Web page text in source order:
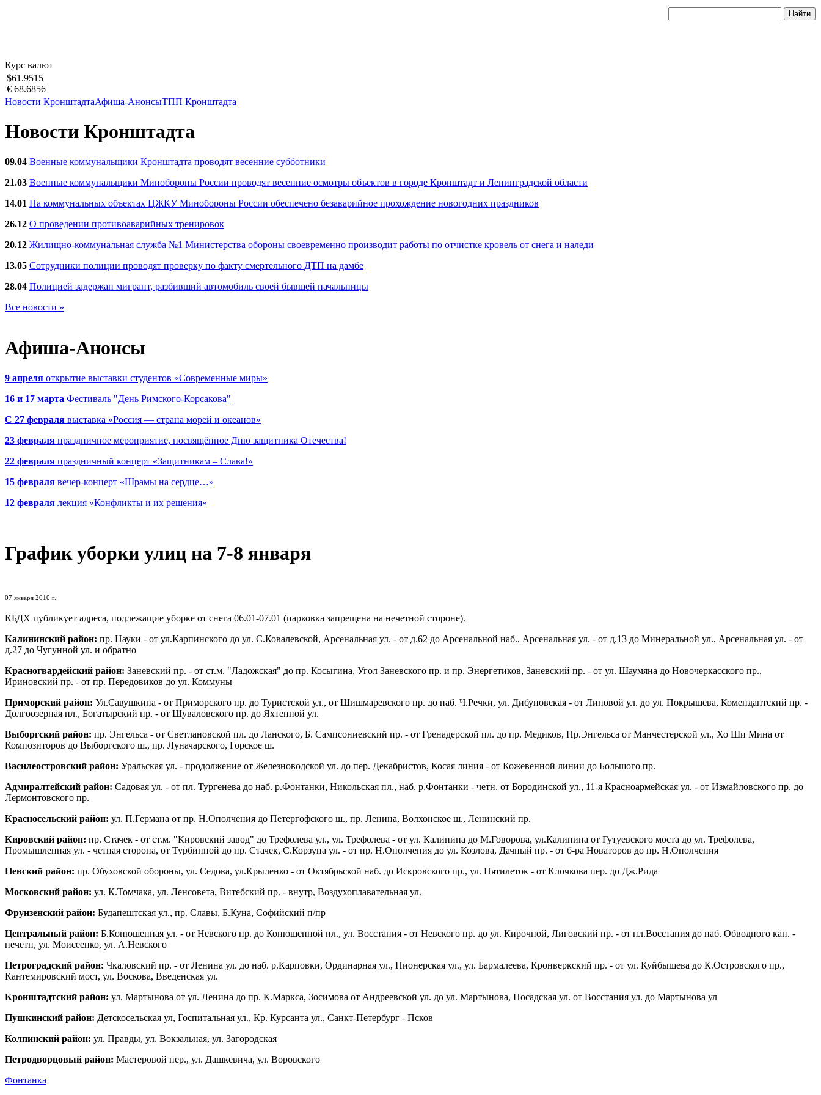
Курс валют
$61.9515
€ 68.6856
Новости КронштадтаАфиша-АнонсыТПП Кронштадта
Новости Кронштадта
09.04 Военные коммунальщики Кронштадта проводят весенние субботники
21.03 Военные коммунальщики Минобороны России проводят весенние осмотры объектов в городе Кронштадт и Ленинградской области
14.01 На коммунальных объектах ЦЖКУ Минобороны России обеспечено безаварийное прохождение новогодних праздников
26.12 О проведении противоаварийных тренировок
20.12 Жилищно-коммунальная служба №1 Министерства обороны своевременно производит работы по отчистке кровель от снега и наледи
13.05 Сотрудники полиции проводят проверку по факту смертельного ДТП на дамбе
28.04 Полицией задержан мигрант, разбивший автомобиль своей бывшей начальницы
Все новости »
Афиша-Анонсы
9 апреля открытие выставки студентов «Современные миры»
16 и 17 марта Фестиваль "День Римского-Корсакова"
С 27 февраля выставка «Россия — страна морей и океанов»
23 февраля праздничное мероприятие, посвящённое Дню защитника Отечества!
22 февраля праздничный концерт «Защитникам – Слава!»
15 февраля вечер-концерт «Шрамы на сердце…»
12 февраля лекция «Конфликты и их решения»
График уборки улиц на 7-8 января
07 января 2010 г.
КБДХ публикует адреса, подлежащие уборке от снега 06.01-07.01 (парковка запрещена на нечетной стороне).
Калининский район: пр. Науки - от ул.Карпинского до ул. С.Ковалевской, Арсенальная ул. - от д.62 до Арсенальной наб., Арсенальная ул. - от д.13 до Минеральной ул., Арсенальная ул. - от
д.27 до Чугунной ул. и обратно
Красногвардейский район: Заневский пр. - от ст.м. "Ладожская" до пр. Косыгина, Угол Заневского пр. и пр. Энергетиков, Заневский пр. - от ул. Шаумяна до Новочеркасского пр.,
Ириновский пр. - от пр. Передовиков до ул. Коммуны
Приморский район: Ул.Савушкина - от Приморского пр. до Туристской ул., от Шишмаревского пр. до наб. Ч.Речки, ул. Дибуновская - от Липовой ул. до ул. Покрышева, Комендантский пр. -
Долгоозерная пл., Богатырский пр. - от Шуваловского пр. до Яхтенной ул.
Выборгский район: пр. Энгельса - от Светлановской пл. до Ланского, Б. Сампсониевский пр. - от Гренадерской пл. до пр. Медиков, Пр.Энгельса от Манчестерской ул., Хо Ши Мина от
Композиторов до Выборгского ш., пр. Луначарского, Горское ш.
Василеостровский район: Уральская ул. - продолжение от Железноводской ул. до пер. Декабристов, Косая линия - от Кожевенной линии до Большого пр.
Адмиралтейский район: Садовая ул. - от пл. Тургенева до наб. р.Фонтанки, Никольская пл., наб. р.Фонтанки - четн. от Бородинской ул., 11-я Красноармейская ул. - от Измайловского пр. до
Лермонтовского пр.
Красносельский район: ул. П.Германа от пр. Н.Ополчения до Петергофского ш., пр. Ленина, Волхонское ш., Ленинский пр.
Кировский район: пр. Стачек - от ст.м. "Кировский завод" до Трефолева ул., ул. Трефолева - от ул. Калинина до М.Говорова, ул.Калинина от Гутуевского моста до ул. Трефолева,
Промышленная ул. - четная сторона, от Турбинной до пр. Стачек, С.Корзуна ул. - от пр. Н.Ополчения до ул. Козлова, Дачный пр. - от б-ра Новаторов до пр. Н.Ополчения
Невский район: пр. Обуховской обороны, ул. Седова, ул.Крыленко - от Октябрьской наб. до Искровского пр., ул. Пятилеток - от Клочкова пер. до Дж.Рида
Московский район: ул. К.Томчака, ул. Ленсовета, Витебский пр. - внутр, Воздухоплавательная ул.
Фрунзенский район: Будапештская ул., пр. Славы, Б.Куна, Софийский п/пр
Центральный район: Б.Конюшенная ул. - от Невского пр. до Конюшенной пл., ул. Восстания - от Невского пр. до ул. Кирочной, Лиговский пр. - от пл.Восстания до наб. Обводного кан. -
нечетн, ул. Моисеенко, ул. А.Невского
Петроградский район: Чкаловский пр. - от Ленина ул. до наб. р.Карповки, Ординарная ул., Пионерская ул., ул. Бармалеева, Кронверкский пр. - от ул. Куйбышева до К.Островского пр.,
Кантемировский мост, ул. Воскова, Введенская ул.
Кронштадтский район: ул. Мартынова от ул. Ленина до пр. К.Маркса, Зосимова от Андреевской ул. до ул. Мартынова, Посадская ул. от Восстания ул. до Мартынова ул
Пушкинский район: Детскосельская ул, Госпитальная ул., Кр. Курсанта ул., Санкт-Петербург - Псков
Колпинский район: ул. Правды, ул. Вокзальная, ул. Загородская
Петродворцовый район: Мастеровой пер., ул. Дашкевича, ул. Воровского
Фонтанка